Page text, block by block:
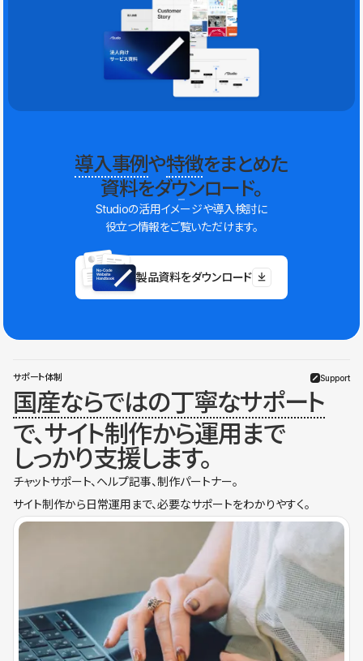
導入事例や特徴をまとめた
資料をダウンロード。
Studioの活用イメージや導入検討に
役立つ情報をご覧いただけます。
製品資料をダウンロード
サポート体制 Support
国産ならではの丁寧なサポート
で、サイト制作から運用まで
しっかり支援します。
チャットサポート、ヘルプ記事、制作パートナー。
サイト制作から日常運用まで、必要なサポートをわかりやすく。